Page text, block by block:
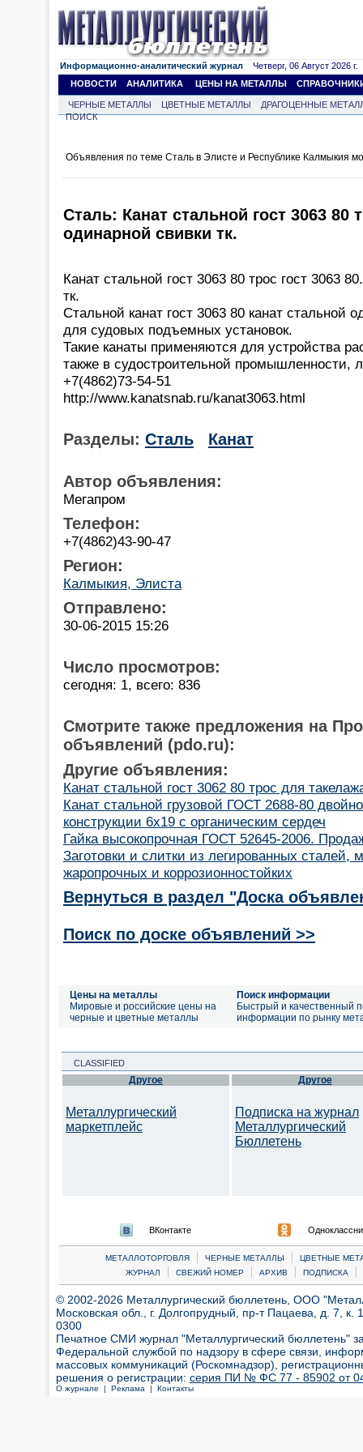
Информационно-аналитический журнал Четверг, 06 Август 2026 г.
НОВОСТИ
АНАЛИТИКА ЦЕНЫ НА МЕТАЛЛЫ
ЧЕРНЫЕ МЕТАЛЛЫ ЦВЕТНЫЕ МЕТАЛЛЫ
ДРАГОЦЕННЫЕ
ПОИСК
Объявления по теме Сталь в Элисте и Республике Калмыкия
Сталь: Канат стальной гост 3063 80
одинарной свивки тк.
Канат стальной гост 3063 80 трос гост 3063
тк.
Стальной канат гост 3063 80 канат стальной
для судовых подъемных установок.
Такие канаты применяются для устройства
также в судостроительной промышленности,
+7(4862)73-54-51
http://www.kanatsnab.ru/kanat3063.html
Разделы: Сталь Канат
Автор объявления:
Мегапром
Телефон:
+7(4862)43-90-47
Регион:
Калмыкия, Элиста
Отправлено:
30-06-2015 15:26
Число просмотров:
сегодня: 1, всего: 836
Смотрите также предложения на
объявлений (pdo.ru):
Другие объявления:
Канат стальной гост 3062 80 трос для
Канат стальной грузовой ГОСТ 2688-80
конструкции 6х19 с органическим сердеч
Гайка высокопрочная ГОСТ 52645-2006.
Заготовки и слитки из легированных сталей,
жаропрочных и коррозионностойких
Вернуться в раздел "Доска
Поиск по доске объявлений >>
Цены на металлы
Мировые и российские цены на
черные и цветные металлы
Поиск информации
Быстрый и качественный
информации по рынку
CLASSIFIED
Другое
Металлургический
маркетплейс
Другое
Подписка на журнал
Металлургический
Бюллетень
ВКонтакте
МЕТАЛЛОТОРГОВЛЯ | ЧЕРНЫЕ МЕТАЛЛЫ |
ЦВЕТНЫЕ
ЖУРНАЛ
| СВЕЖИЙ НОМЕР | АРХИВ | ПОДПИСКА |
© 2002-2026 Металлургический бюллетень, ООО
Московская обл., г. Долгопрудный, пр-т Пацаева, д. 7,
0300
Печатное СМИ журнал "Металлургический бюллетень"
Федеральной службой по надзору в сфере связи,
массовых коммуникаций (Роскомнадзор),
решения о регистрации: серия ПИ № ФС 77 - 85902 от 04
О журнале | Реклама | Контакты